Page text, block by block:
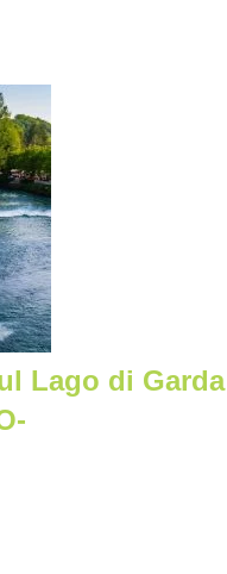
Lago di Garda